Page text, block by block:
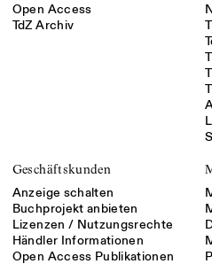
Open Access
TdZ Archiv
Geschäftskunden
Anzeige schalten
Buchprojekt anbieten
Lizenzen / Nutzungsrechte
Händler Informationen
Open Access Publikationen